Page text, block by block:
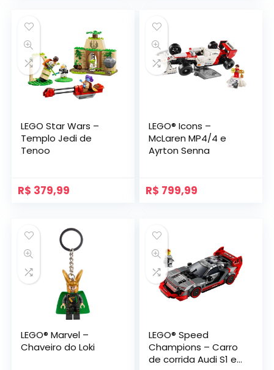
LEGO Star Wars –
Templo Jedi de
Tenoo
R$ 379,99
LEGO® Icons –
McLaren MP4/4 e
Ayrton Senna
R$ 799,99
LEGO® Marvel –
Chaveiro do Loki
LEGO® Speed
Champions – Carro
de corrida Audi S1 e-